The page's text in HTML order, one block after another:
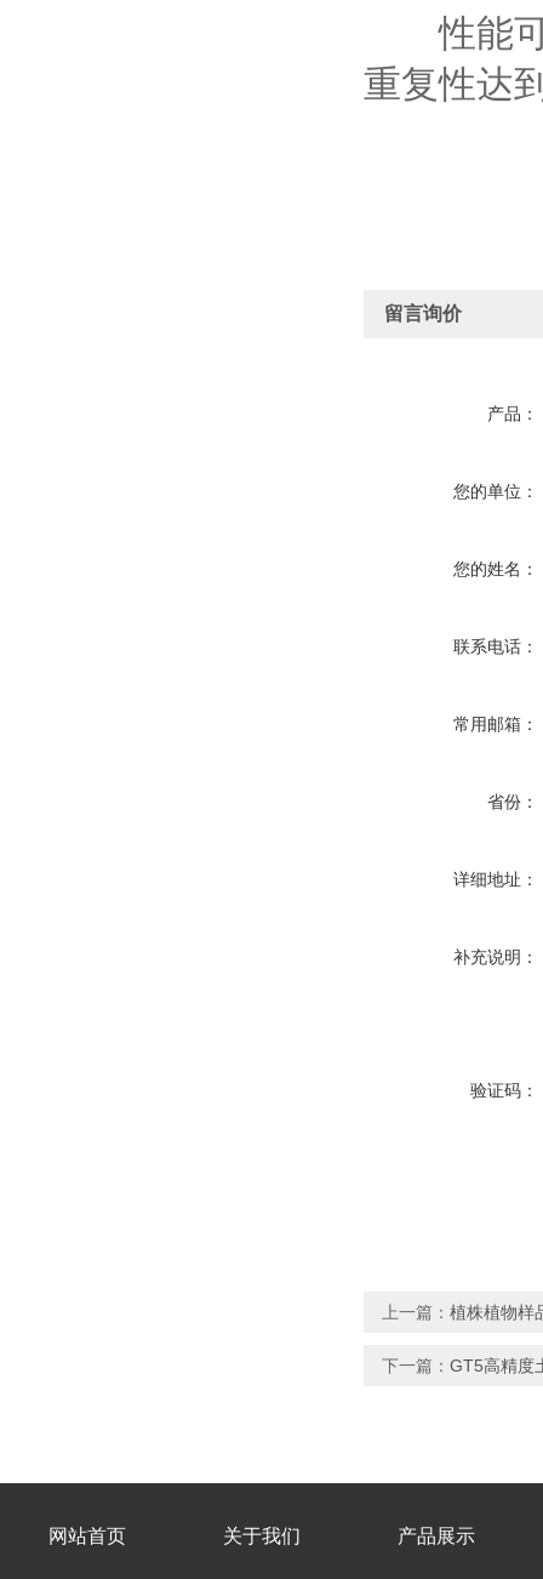
性能可
重复性达
留言询价
产品：
您的单位：
您的姓名：
联系电话：
常用邮箱：
省份：
详细地址：
补充说明：
验证码：
上一篇： 植株植物样
下一篇： GT5高精度
网站首页 关于我们 产品展示